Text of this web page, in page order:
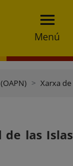
Menú
Xarxa
de las Islas